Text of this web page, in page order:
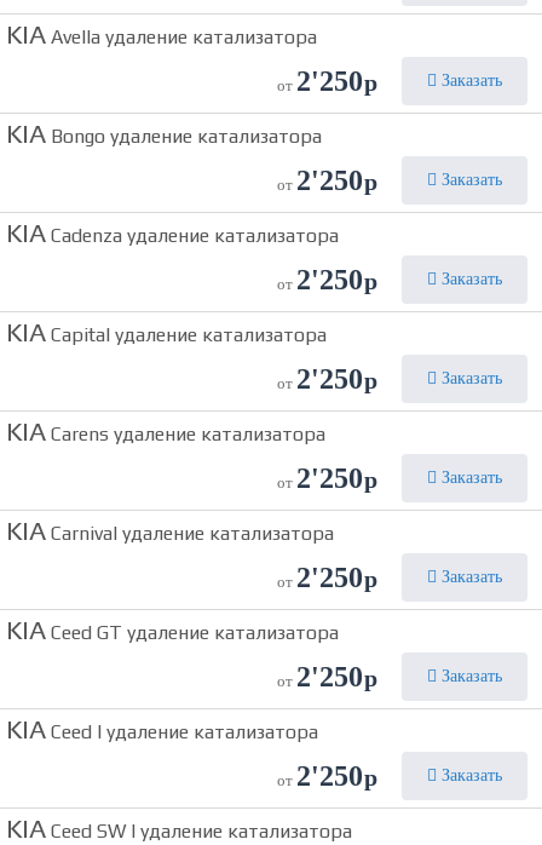
KIA Avella удаление катализатора
от 2'250р Заказать
KIA Bongo удаление катализатора
от 2'250р Заказать
KIA Cadenza удаление катализатора
от 2'250р Заказать
KIA Capital удаление катализатора
от 2'250р Заказать
KIA Carens удаление катализатора
от 2'250р Заказать
KIA Carnival удаление катализатора
от 2'250р Заказать
KIA Ceed GT удаление катализатора
от 2'250р Заказать
KIA Ceed I удаление катализатора
от 2'250р Заказать
KIA Ceed SW I удаление катализатора